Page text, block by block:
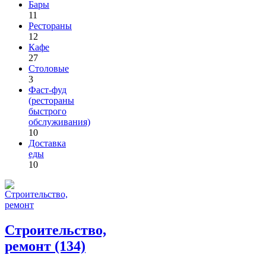
Бары
11
Рестораны
12
Кафе
27
Столовые
3
Фаст-фуд
(рестораны
быстрого
обслуживания)
10
Доставка
еды
10
Строительство,
ремонт (134)